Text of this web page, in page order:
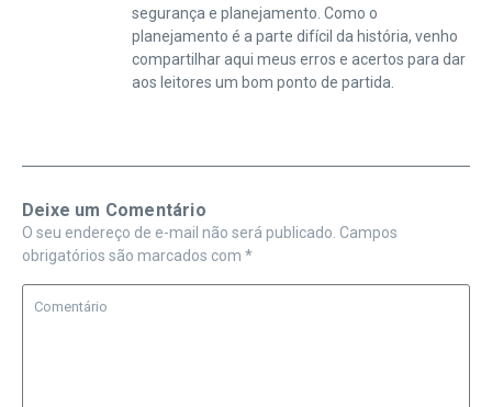
segurança e planejamento. Como o
planejamento é a parte difícil da história, venho
compartilhar aqui meus erros e acertos para dar
aos leitores um bom ponto de partida.
Deixe um Comentário
O seu endereço de e-mail não será publicado. Campos
obrigatórios são marcados com *